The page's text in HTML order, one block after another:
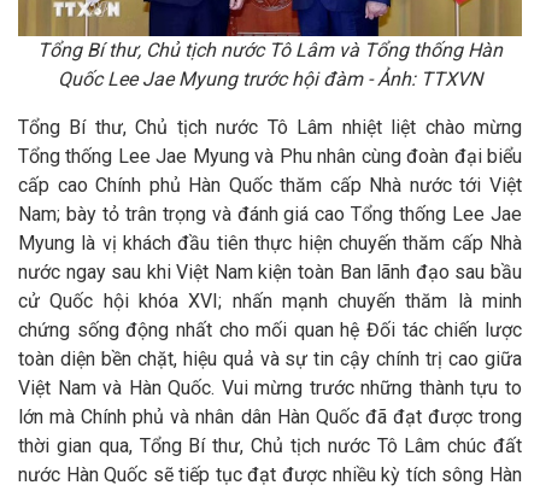
Tổng Bí thư, Chủ tịch nước Tô Lâm và Tổng thống Hàn
Quốc Lee Jae Myung trước hội đàm - Ảnh: TTXVN
Tổng Bí thư, Chủ tịch nước Tô Lâm nhiệt liệt chào mừng
Tổng thống Lee Jae Myung và Phu nhân cùng đoàn đại biểu
cấp cao Chính phủ Hàn Quốc thăm cấp Nhà nước tới Việt
Nam; bày tỏ trân trọng và đánh giá cao Tổng thống Lee Jae
Myung là vị khách đầu tiên thực hiện chuyến thăm cấp Nhà
nước ngay sau khi Việt Nam kiện toàn Ban lãnh đạo sau bầu
cử Quốc hội khóa XVI; nhấn mạnh chuyến thăm là minh
chứng sống động nhất cho mối quan hệ Đối tác chiến lược
toàn diện bền chặt, hiệu quả và sự tin cậy chính trị cao giữa
Việt Nam và Hàn Quốc. Vui mừng trước những thành tựu to
lớn mà Chính phủ và nhân dân Hàn Quốc đã đạt được trong
thời gian qua, Tổng Bí thư, Chủ tịch nước Tô Lâm chúc đất
nước Hàn Quốc sẽ tiếp tục đạt được nhiều kỳ tích sông Hàn